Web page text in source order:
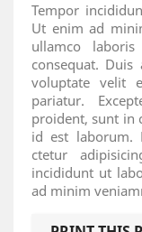
Tempor
Ut enim ad
ullamco
consequat.
voluptate velit
pariatur.
proident, sunt in
id est laborum.
ctetur
incididunt ut
ad minim